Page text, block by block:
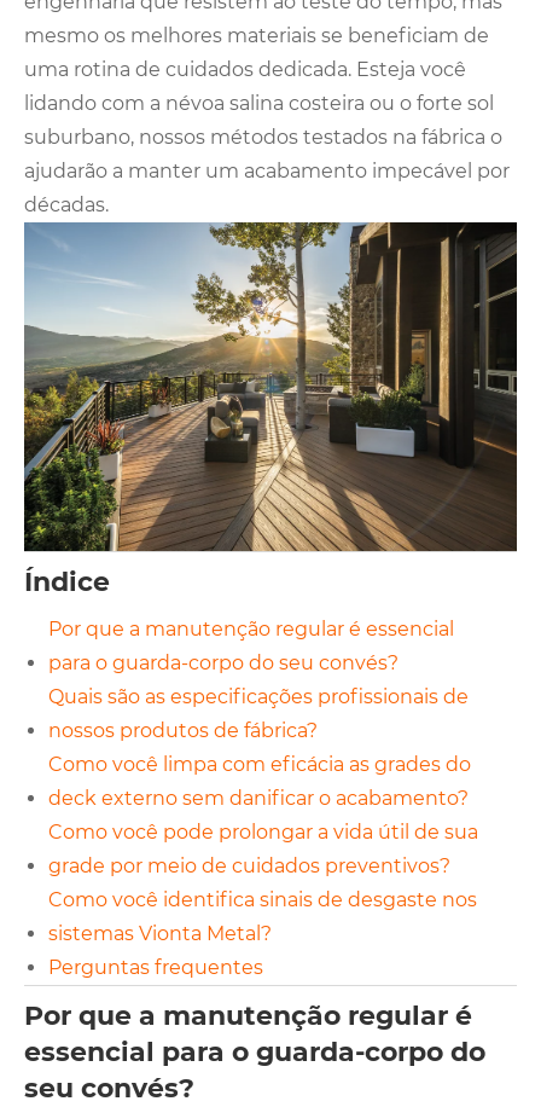
mesmo os melhores materiais se beneficiam de
uma rotina de cuidados dedicada. Esteja você
lidando com a névoa salina costeira ou o forte sol
suburbano, nossos métodos testados na fábrica o
ajudarão a manter um acabamento impecável por
décadas.
Índice
Por que a manutenção regular é essencial
para o guarda-corpo do seu convés?
Quais são as especificações profissionais de
nossos produtos de fábrica?
Como você limpa com eficácia as grades do
deck externo sem danificar o acabamento?
Como você pode prolongar a vida útil de sua
grade por meio de cuidados preventivos?
Como você identifica sinais de desgaste nos
sistemas Vionta Metal?
Perguntas frequentes
Por que a manutenção regular é
essencial para o guarda-corpo do
seu convés?